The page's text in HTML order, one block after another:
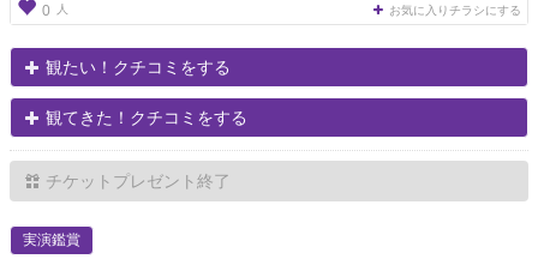
0 人 お気に入りチラシにする
観たい！クチコミをする
観てきた！クチコミをする
チケットプレゼント終了
実演鑑賞